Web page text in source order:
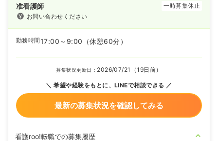
准看護師
一時募集休止
お問い合わせください
勤務時間 17:00～9:00 （休憩60分）
募集状況更新日： 2026/07/21（19日前）
希望や経験をもとに、LINEで相談できる
最新の募集状況を確認してみる
看護roo!転職での募集履歴